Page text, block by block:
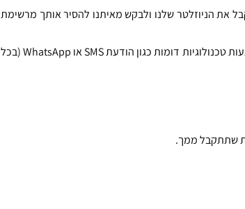
את הניוזלטר שלנו ולבקש מאיתנו להסיר אותך מרשימת
טכנולוגיות דומות כגון הודעתSMSאו WhatsApp ( בכל
שתתקבל ממך.